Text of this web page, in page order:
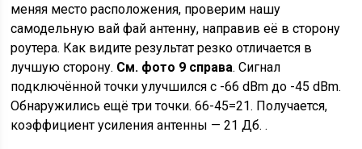
меняя место расположения, проверим нашу
самодельную вай фай антенну, направив её в сторону
роутера. Как видите результат резко отличается в
лучшую сторону. См. фото 9 справа. Сигнал
подключённой точки улучшился с -66 dBm до -45 dBm.
Обнаружились ещё три точки. 66-45=21. Получается,
коэффициент усиления антенны — 21 Дб. .